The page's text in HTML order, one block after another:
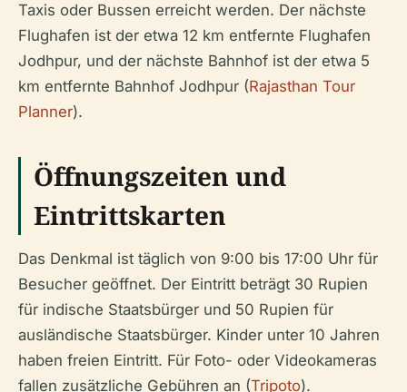
Taxis oder Bussen erreicht werden. Der nächste
Flughafen ist der etwa 12 km entfernte Flughafen
Jodhpur, und der nächste Bahnhof ist der etwa 5
km entfernte Bahnhof Jodhpur (Rajasthan Tour
Planner).
Öffnungszeiten und
Eintrittskarten
Das Denkmal ist täglich von 9:00 bis 17:00 Uhr für
Besucher geöffnet. Der Eintritt beträgt 30 Rupien
für indische Staatsbürger und 50 Rupien für
ausländische Staatsbürger. Kinder unter 10 Jahren
haben freien Eintritt. Für Foto- oder Videokameras
fallen zusätzliche Gebühren an (Tripoto).